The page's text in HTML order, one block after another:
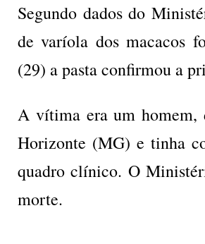
Segundo dados do
de varíola dos macacos
(29) a pasta confirmou a
A vítima era um homem,
Horizonte (MG) e tinha
quadro clínico. O
morte.